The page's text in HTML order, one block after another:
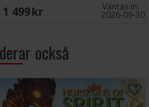
1 499 SEK Väntas in:
2026-09-30
också